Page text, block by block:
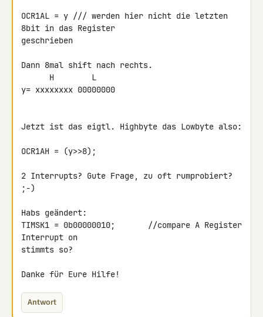
OCR1AL = y /// werden hier nicht die letzten
8bit in das Register
geschrieben
Dann 8mal shift nach rechts.
y= xxxxxxxx 00000000
Jetzt ist das eigtl. Highbyte das Lowbyte also:
OCR1AH = (y>>8);
2 Interrupts? Gute Frage, zu oft rumprobiert?
;-)
Habs geändert:
TIMSK1 = 0b00000010;       //compare A Register
Interrupt on
stimmts so?
Danke für Eure Hilfe!
Antwort